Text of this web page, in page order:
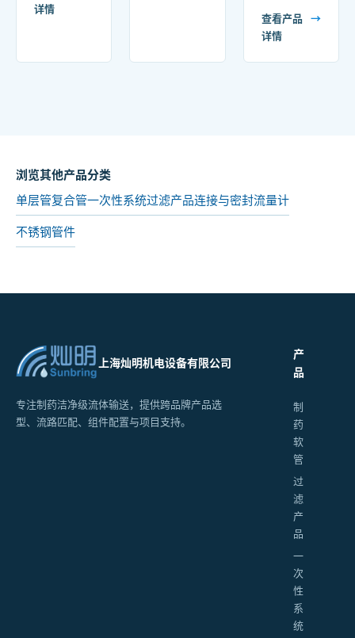
详情
查看产品
详情
→
浏览其他产品分类
单层管复合管一次性系统过滤产品连接与密封流量计
不锈钢管件
上海灿明机电设备有限公司
专注制药洁净级流体输送，提供跨品牌产品选
型、流路匹配、组件配置与项目支持。
产
品
制
药
软
管
过
滤
产
品
一
次
性
系
统